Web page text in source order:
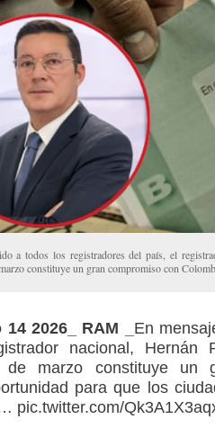
a todos los registradores del país, el
constituye un gran compromiso con
2026_ RAM _ En
nacional, Hernán
marzo constituye un
para que los
pic.twitter.com/